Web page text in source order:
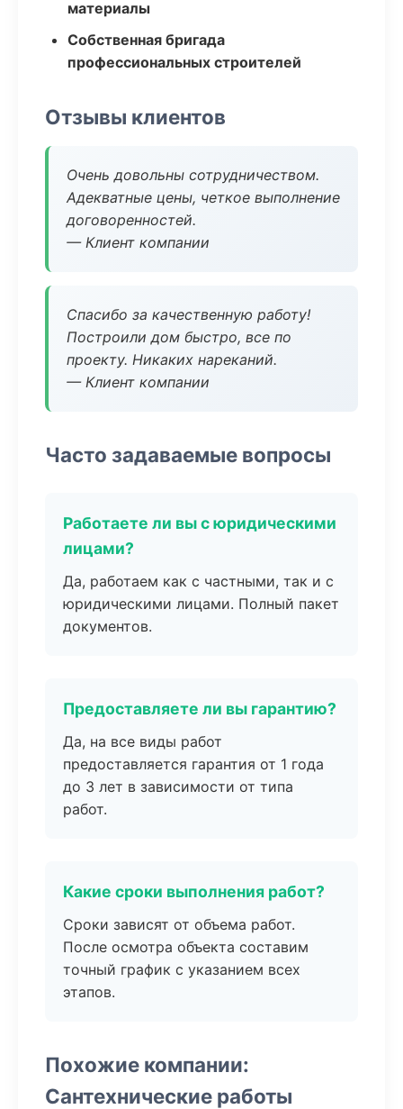
материалы
Собственная бригада
профессиональных строителей
Отзывы клиентов
Очень довольны сотрудничеством.
Адекватные цены, четкое выполнение
договоренностей.
— Клиент компании
Спасибо за качественную работу!
Построили дом быстро, все по
проекту. Никаких нареканий.
— Клиент компании
Часто задаваемые вопросы
Работаете ли вы с юридическими
лицами?
Да, работаем как с частными, так и с
юридическими лицами. Полный пакет
документов.
Предоставляете ли вы гарантию?
Да, на все виды работ
предоставляется гарантия от 1 года
до 3 лет в зависимости от типа
работ.
Какие сроки выполнения работ?
Сроки зависят от объема работ.
После осмотра объекта составим
точный график с указанием всех
этапов.
Похожие компании:
Сантехнические работы